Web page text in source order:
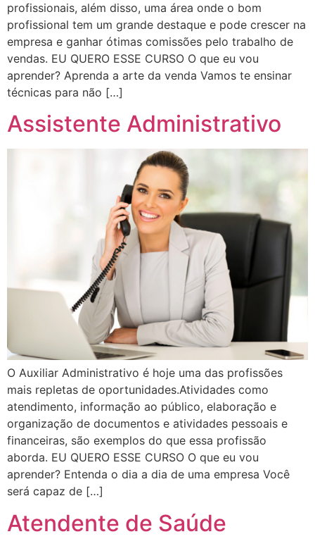
profissionais, além disso, uma área onde o bom
profissional tem um grande destaque e pode crescer na
empresa e ganhar ótimas comissões pelo trabalho de
vendas. EU QUERO ESSE CURSO O que eu vou
aprender? Aprenda a arte da venda Vamos te ensinar
técnicas para não […]
Assistente Administrativo
O Auxiliar Administrativo é hoje uma das profissões
mais repletas de oportunidades.Atividades como
atendimento, informação ao público, elaboração e
organização de documentos e atividades pessoais e
financeiras, são exemplos do que essa profissão
aborda. EU QUERO ESSE CURSO O que eu vou
aprender? Entenda o dia a dia de uma empresa Você
será capaz de […]
Atendente de Saúde